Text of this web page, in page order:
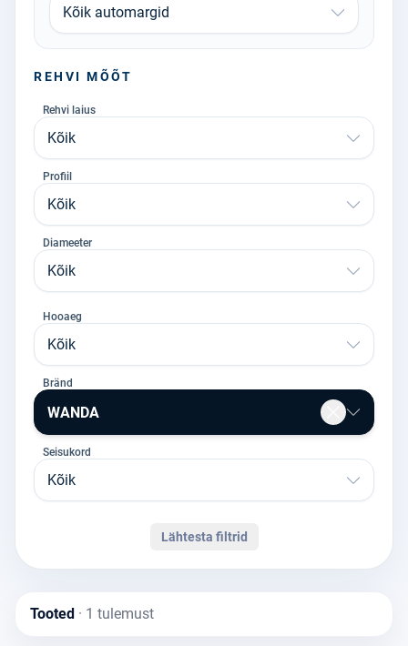
Kõik automargid
REHVI MÕÕT
Rehvi laius
Kõik
Profiil
Kõik
Diameeter
Kõik
Hooaeg
Kõik
Bränd
WANDA
Seisukord
Kõik
Lähtesta filtrid
Tooted · 1 tulemust